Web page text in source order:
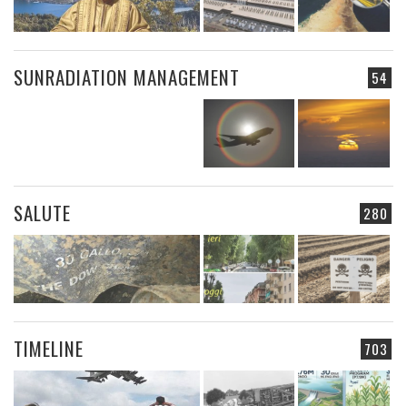
54
SUNRADIATION MANAGEMENT
280
SALUTE
703
TIMELINE